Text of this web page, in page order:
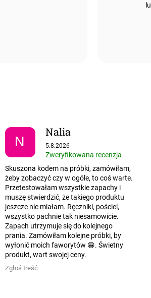
N
Nalia
Ocena sklepu to 5 na 5 gwiazdek.
5.8.2026
Zweryfikowana recenzja
Skuszona kodem na próbki, zamówiłam,
żeby zobaczyć czy w ogóle, to coś warte.
Przetestowałam wszystkie zapachy i
muszę stwierdzić, że takiego produktu
jeszcze nie miałam. Ręczniki, pościel,
wszystko pachnie tak niesamowicie.
Zapach utrzymuje się do kolejnego
prania. Zamówiłam kolejne próbki, by
wyłonić moich faworytów 😁. Świetny
produkt, wart swojej ceny.
Zgłoś treść